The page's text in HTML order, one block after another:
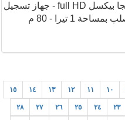
هيك فيجن بدقة 5 ميجا بيكسل full HD - جهاز تسجيل
8 كاميرات - قرص صلب بمساحة 1 تيرا - 80 م
١٠ ١١ ١٢ ١٣ ١٤ ١٥
٢٣ ٢٤ ٢٥ ٢٦ ٢٧ ٢٨